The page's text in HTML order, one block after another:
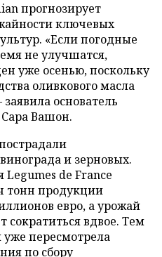
прогнозирует
ключевых
«Если погодные
не улучшатся,
уже осенью, поскольку
оливкового масла
основатель
Вашон.
и зерновых.
Legumes de France
тонн продукции
евро, а урожай
вдвое. Тем
пересмотрела
по сбору